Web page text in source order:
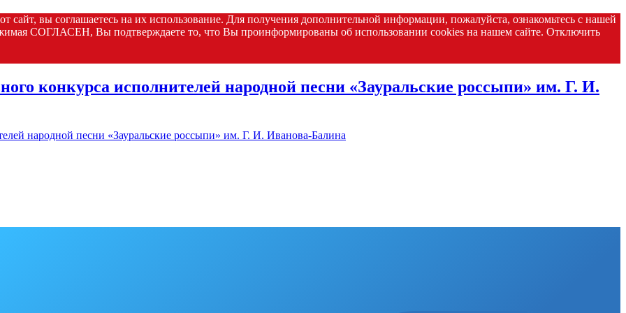
сайт, вы соглашаетесь на их использование. Для получения дополнительной информации, пожалуйста, ознакомьтесь с нашей
СОГЛАСЕН, Вы подтверждаете то, что Вы проинформированы об использовании cookies на нашем сайте. Отключить
конкурса исполнителей народной песни «Зауральские россыпи» им. Г. И.
народной песни «Зауральские россыпи» им. Г. И. Иванова-Балина